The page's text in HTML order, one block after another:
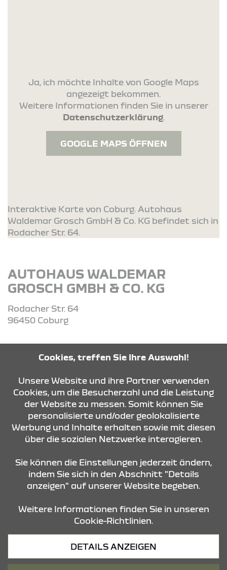
Ja, ich möchte Inhalte von Google Maps
angezeigt bekommen.
Weitere Informationen finden Sie in unserer
Datenschutzerklärung.
GOOGLE MAPS ÖFFNEN
Interaktive Karte von Coburg. Autohaus
Waldemar Grosch GmbH & Co. KG befindet sich in
Rodacher Str. 64.
AUTOHAUS WALDEMAR
GROSCH GMBH & CO. KG
Rodacher Str. 64
96450 Coburg
ROUTE PLANEN
ANFRAGE SENDEN
Datenschutz
Cookies, treffen Sie Ihre Auswahl!
Unsere Website und ihre Partner verwenden
Cookies, um die Besucherzahl und die Leistung
der Website zu messen. Somit können Sie
personalisierte und/oder geolokalisierte
Werbung und Inhalte erhalten sowie mit diesen
über die sozialen Netzwerke interagieren.
Sie können die Einstellungen jederzeit ändern,
indem Sie sich in den Abschnitt "Details
anzeigen" auf unserer Website begeben.
Weitere Informationen finden Sie in unseren
Cookie-Richtlinien.
DETAILS ANZEIGEN